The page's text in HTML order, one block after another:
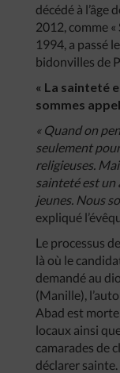
décédé à l’âge
2012, comme
1994, a passé
bidonvilles de
« La sainteté
sommes
« Quand on
seulement
religieuses.
sainteté est un
jeunes. Nous
expliqué
Le processus
là où le
demandé au
(Manille),
Abad est
locaux ainsi
camarades de
déclarer sainte.